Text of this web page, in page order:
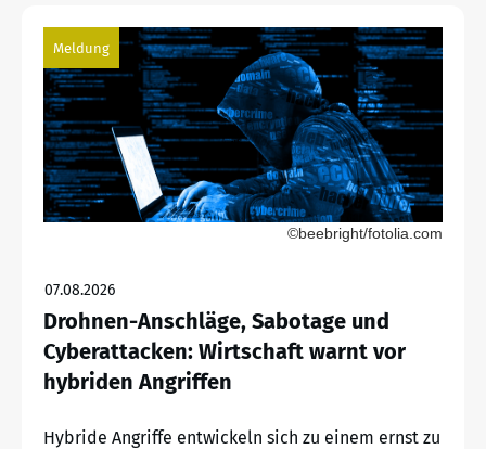
Meldung
©beebright/fotolia.com
07.08.2026
Drohnen-Anschläge, Sabotage und
Cyberattacken: Wirtschaft warnt vor
hybriden Angriffen
Hybride Angriffe entwickeln sich zu einem ernst zu